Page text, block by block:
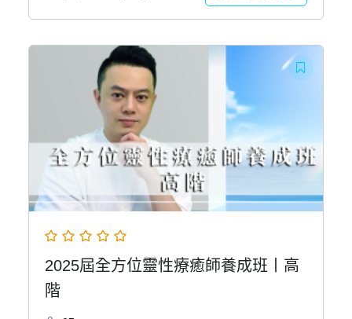
格：
NT$95,000。
2025屆全方位靈性療癒師養成班丨高
階